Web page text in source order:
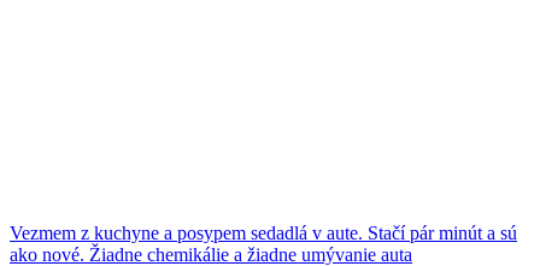
Vezmem z kuchyne a posypem sedadlá v aute. Stačí pár minút a sú
ako nové. Žiadne chemikálie a žiadne umývanie auta